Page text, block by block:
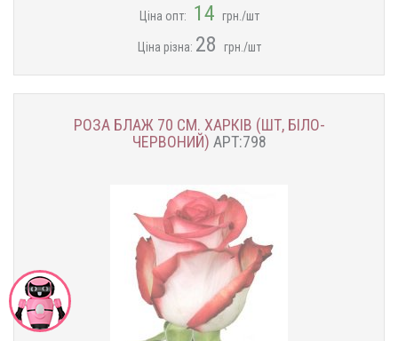
Ціна опт: 14 грн./шт
Ціна різна: 28 грн./шт
РОЗА БЛАЖ 70 СМ. ХАРКІВ (ШТ, БІЛО-
ЧЕРВОНИЙ) АРТ:798